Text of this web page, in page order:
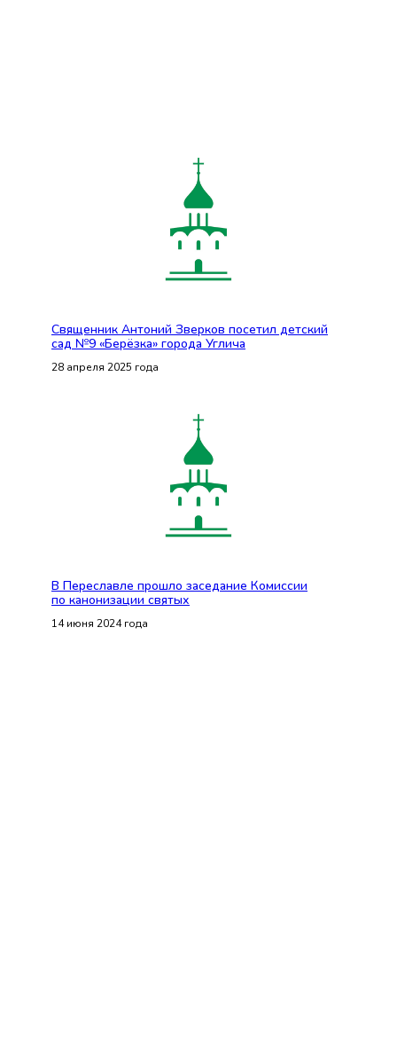
Священник Антоний Зверков посетил детский
сад №9 «Берёзка» города Углича
28 апреля 2025 года
В Переславле прошло заседание Комиссии
по канонизации святых
14 июня 2024 года